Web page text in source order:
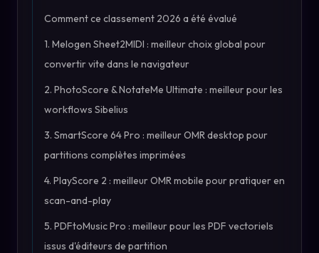
Comment ce classement 2026 a été évalué
1. Melogen Sheet2MIDI : meilleur choix global pour
convertir vite dans le navigateur
2. PhotoScore & NotateMe Ultimate : meilleur pour les
workflows Sibelius
3. SmartScore 64 Pro : meilleur OMR desktop pour
partitions complètes imprimées
4. PlayScore 2 : meilleur OMR mobile pour pratiquer en
scan-and-play
5. PDFtoMusic Pro : meilleur pour les PDF vectoriels
issus d'éditeurs de partition